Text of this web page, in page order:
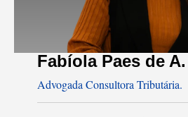
Fabíola Paes de
Advogada Consultora Tributária.